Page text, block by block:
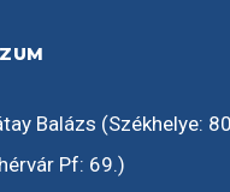
Balázs (Székhelye:
Pf: 69.)